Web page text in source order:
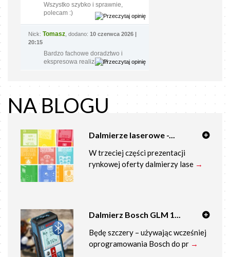
Wszystko szybko i sprawnie,
polecam :)
Nick: Tomasz , dodano: 10 czerwca 2026 |
20:15
Bardzo fachowe doradztwo i
ekspresowa realizacja!
NA BLOGU
Dalmierze laserowe -...
W trzeciej części prezentacji
rynkowej oferty dalmierzy lase →
Dalmierz Bosch GLM 1...
Będę szczery – używając wcześniej
oprogramowania Bosch do pr →